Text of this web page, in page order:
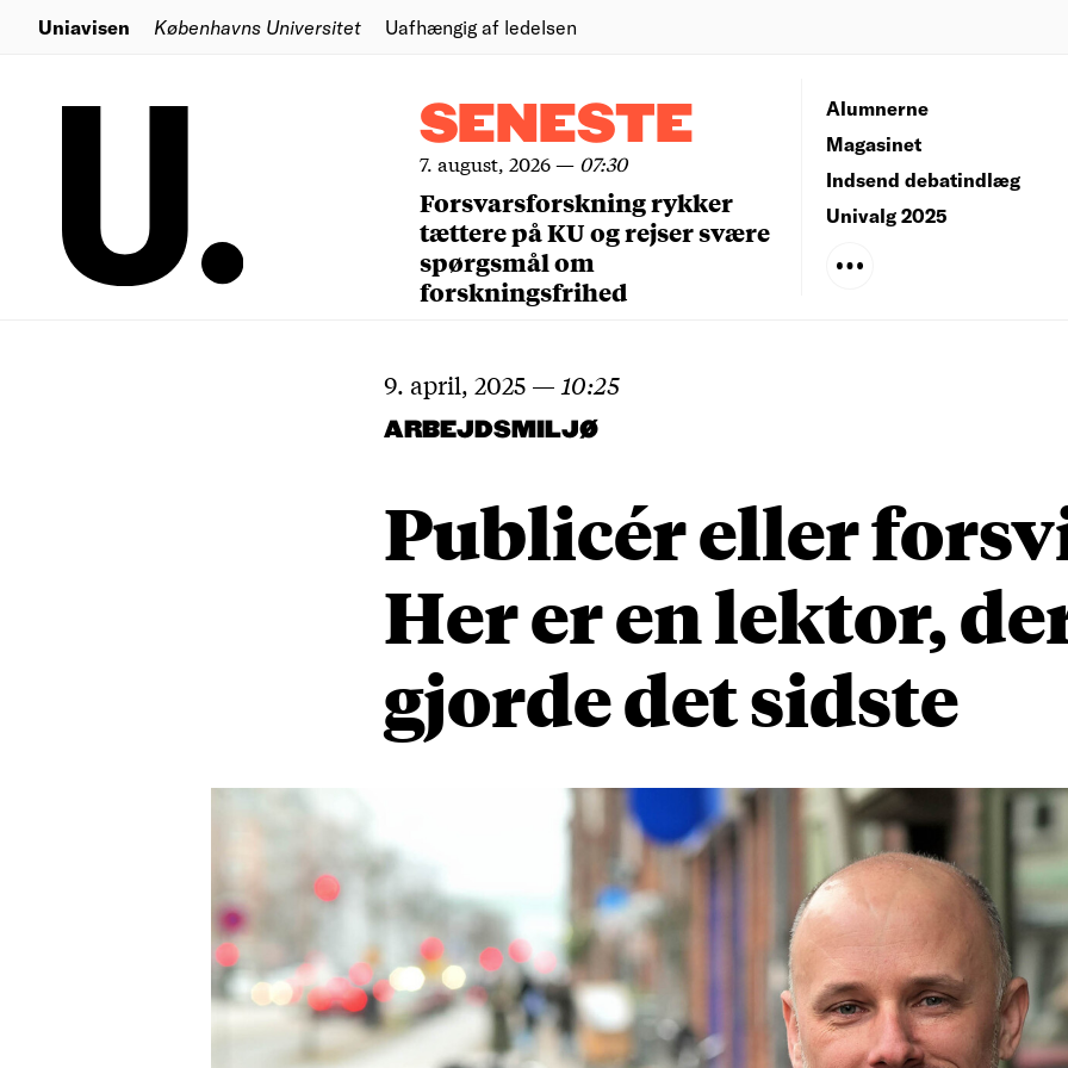
Uniavisen Københavns Universitet Uafhængig af ledelsen
SENESTE
7. august, 2026— 07:30
Forsvarsforskning rykker
tættere på KU og rejser svære
spørgsmål om
forskningsfrihed
Alumnerne
Magasinet
Indsend debatindlæg
Univalg 2025
9. april, 2025 — 10:25
ARBEJDSMILJØ
Publicér eller
Her er en lektor,
gjorde det sidste